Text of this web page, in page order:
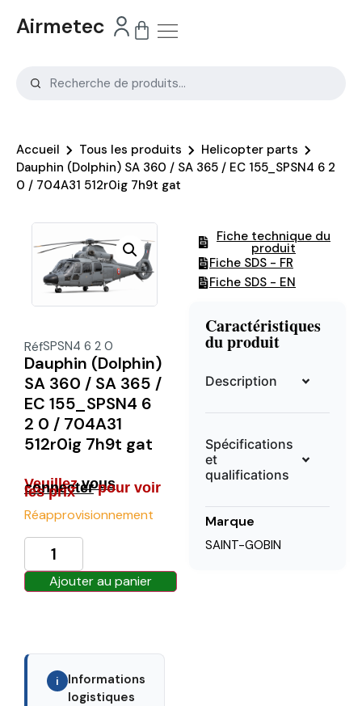
Airmetec
Accueil Tous les produits
Helicopter parts
Dauphin (Dolphin) SA 360 / SA 365 / EC 155_SPSN4 6 2
0 / 704A31 512r0ig 7h9t gat
RéfSPSN4 6 2 0
Dauphin (Dolphin)
SA 360 / SA 365 /
EC 155_SPSN4 6
2 0 / 704A31
512r0ig 7h9t gat
Veuillezvous
connecterpour voir
les prix
Réapprovisionnement
Ajouter au panier
i
Informations
logistiques
Fiche technique du
produit
Fiche SDS - FR
Fiche SDS - EN
Caractéristiques
du produit
Description
Spécifications
et
qualifications
Marque
SAINT-GOBIN